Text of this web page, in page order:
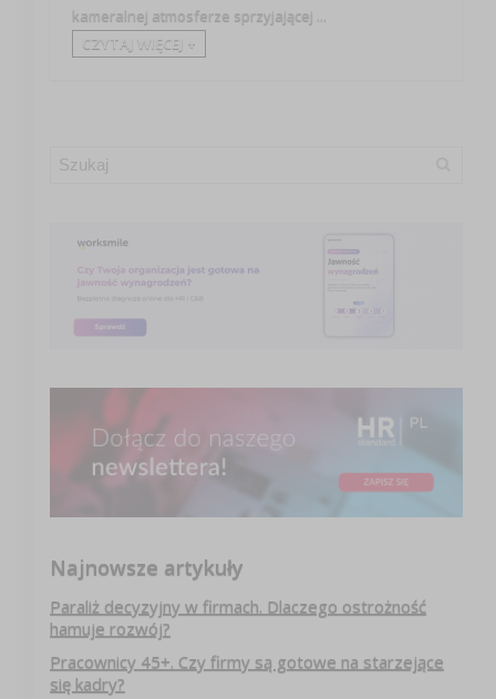
kameralnej atmosferze sprzyjającej ...
CZYTAJ WIĘCEJ +
Najnowsze artykuły
Paraliż decyzyjny w firmach. Dlaczego ostrożność
hamuje rozwój?
Pracownicy 45+. Czy firmy są gotowe na starzejące
się kadry?